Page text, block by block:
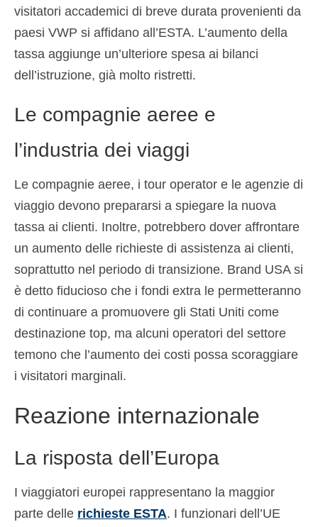
visitatori accademici di breve durata provenienti da
paesi VWP si affidano all’ESTA. L’aumento della
tassa aggiunge un’ulteriore spesa ai bilanci
dell’istruzione, già molto ristretti.
Le compagnie aeree e
l’industria dei viaggi
Le compagnie aeree, i tour operator e le agenzie di
viaggio devono prepararsi a spiegare la nuova
tassa ai clienti. Inoltre, potrebbero dover affrontare
un aumento delle richieste di assistenza ai clienti,
soprattutto nel periodo di transizione. Brand USA si
è detto fiducioso che i fondi extra le permetteranno
di continuare a promuovere gli Stati Uniti come
destinazione top, ma alcuni operatori del settore
temono che l’aumento dei costi possa scoraggiare
i visitatori marginali.
Reazione internazionale
La risposta dell’Europa
I viaggiatori europei rappresentano la maggior
parte delle richieste ESTA. I funzionari dell’UE